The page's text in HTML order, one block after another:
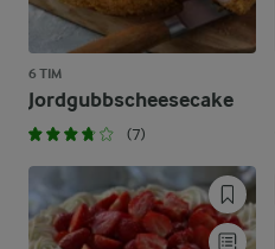
6 TIM
Jordgubbscheesecake
(7)